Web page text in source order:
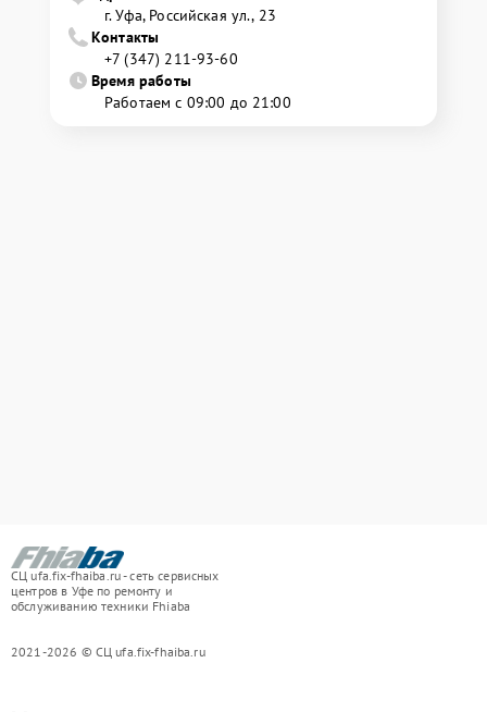
г. Уфа, Российская ул., 23
Контакты
+7 (347) 211-93-60
Время работы
Работаем с 09:00 до 21:00
СЦ ufa.fix-fhaiba.ru - сеть сервисных
центров в Уфе по ремонту и
обслуживанию техники Fhiaba
2021-2026 © СЦ ufa.fix-fhaiba.ru